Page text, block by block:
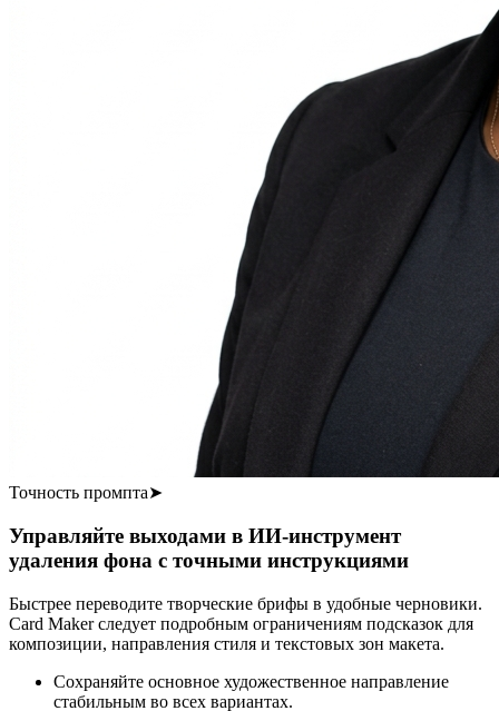
Точность промпта➤
Управляйте выходами в ИИ-инструмент
удаления фона с точными инструкциями
Быстрее переводите творческие брифы в удобные черновики.
Card Maker следует подробным ограничениям подсказок для
композиции, направления стиля и текстовых зон макета.
Сохраняйте основное художественное направление
стабильным во всех вариантах.